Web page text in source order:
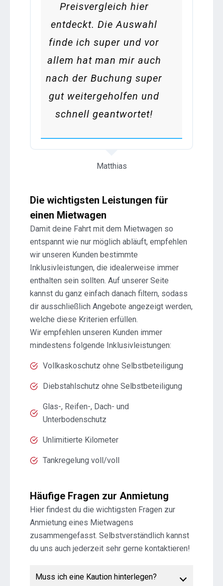
Preisvergleich hier
entdeckt. Die Auswahl
finde ich super und vor
allem hat man mir auch
nach der Buchung super
gut weitergeholfen und
schnell geantwortet!
Matthias
Die wichtigsten Leistungen für
einen Mietwagen
Damit deine Fahrt mit dem Mietwagen so
entspannt wie nur möglich abläuft, empfehlen
wir unseren Kunden bestimmte
Inklusivleistungen, die idealerweise immer
enthalten sein sollten. Auf unserer Seite
kannst du ganz einfach danach filtern, sodass
dir ausschließlich Angebote angezeigt werden,
welche diese Kriterien erfüllen.
Wir empfehlen unseren Kunden immer
mindestens folgende Inklusivleistungen:
Vollkaskoschutz ohne Selbstbeteiligung
Diebstahlschutz ohne Selbstbeteiligung
Glas-, Reifen-, Dach- und
Unterbodenschutz
Unlimitierte Kilometer
Tankregelung voll/voll
Häufige Fragen zur Anmietung
Hier findest du die wichtigsten Fragen zur
Anmietung eines Mietwagens
zusammengefasst. Selbstverständlich kannst
du uns auch jederzeit sehr gerne kontaktieren!
Muss ich eine Kaution hinterlegen?